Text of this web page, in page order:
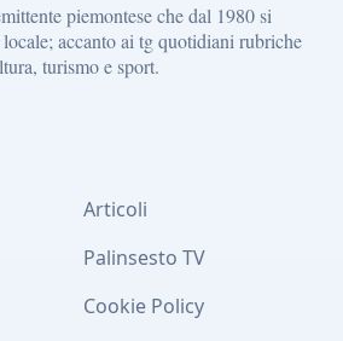
piemontese che dal 1980 si
accanto ai tg quotidiani rubriche
turismo e sport.
Articoli
Palinsesto TV
Cookie Policy